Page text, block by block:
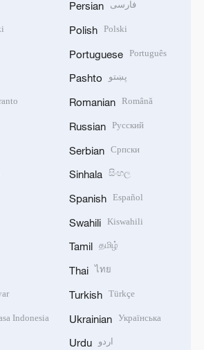
Indonesia
Persian فارسی
Polish Polski
Portuguese Português
Pashto پښتو
Romanian Română
Russian Русский
Serbian Српски
Sinhala සිංහල
Spanish Español
Swahili Kiswahili
Tamil தமிழ்
Thai ไทย
Turkish Türkçe
Ukrainian Українська
Urdu اردو